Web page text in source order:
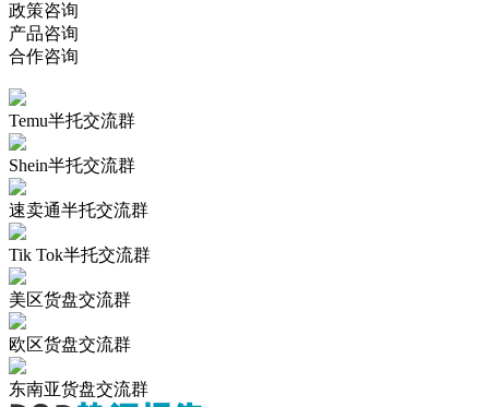
政策咨询
产品咨询
合作咨询
Temu半托交流群
Shein半托交流群
速卖通半托交流群
Tik Tok半托交流群
美区货盘交流群
欧区货盘交流群
东南亚货盘交流群